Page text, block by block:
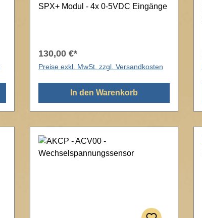
SPX+ Modul - 4x 0-5VDC Eingänge
130,00 €*
Preise exkl. MwSt. zzgl. Versandkosten
In den Warenkorb